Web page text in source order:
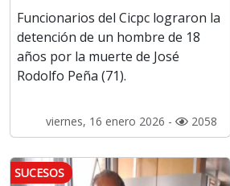
Funcionarios del Cicpc lograron la
detención de un hombre de 18
años por la muerte de José
Rodolfo Peña (71).
viernes, 16 enero 2026 - 2058
SUCESOS